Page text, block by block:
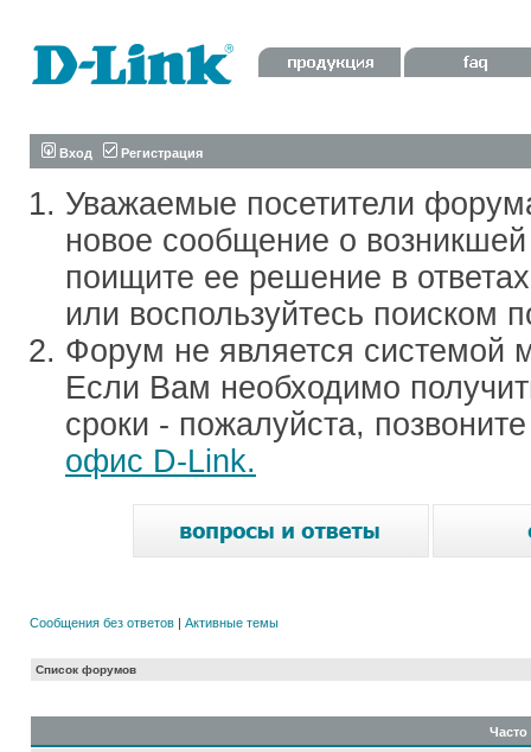
Вход Регистрация
Уважаемые посетители
новое сообщение о
поищите ее решение в
или воспользуйтесь поиском
Форум не является системой
Если Вам необходимо
сроки - пожалуйста,
офис D-Link.
Сообщения без ответов | Активные темы
Список форумов